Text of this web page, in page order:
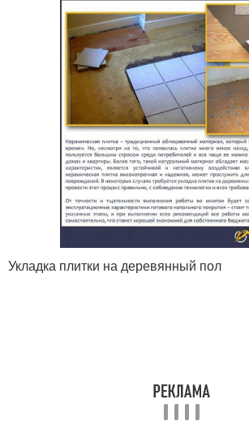
Укладка плитки на деревянный пол